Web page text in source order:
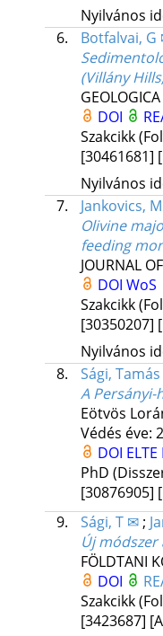
Nyilvános
6.
Botfalvai, G
(Villány
DOI
Szakcikk
[30461681]
Nyilvános
7.
Jankovics,
Olivine
feeding
JOURNAL
DOI WoS
Szakcikk
[30350207]
Nyilvános
8.
Sági, Tamás
A Persányi-
Eötvös
Védés éve:
DOI
PhD
[30876905]
9.
Sági, T ✉;
Új
FÖLDTANI
DOI
Szakcikk
[3423687]